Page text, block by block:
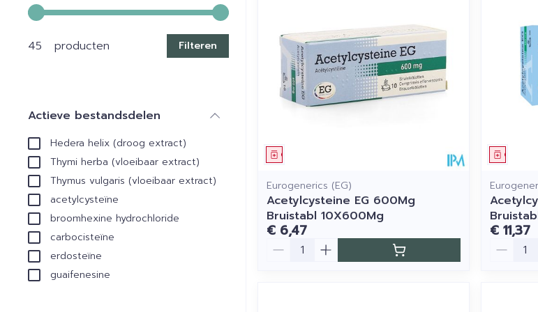
Gebruik de pijltjestoetsen links en rechts om de minimale en maximale prijswaarden aan te
45 producten
Filteren
Actieve bestandsdelen
Hedera helix (droog extract)
Thymi herba (vloeibaar extract)
Thymus vulgaris (vloeibaar extract)
acetylcysteïne
broomhexine hydrochloride
carbocisteïne
erdosteïne
guaifenesine
Geneesmiddel
Eurogenerics (EG)
Acetylcysteine EG 600Mg
Bruistabl 10X600Mg
€ 6,47
Aantal
€ 11,37
Aantal